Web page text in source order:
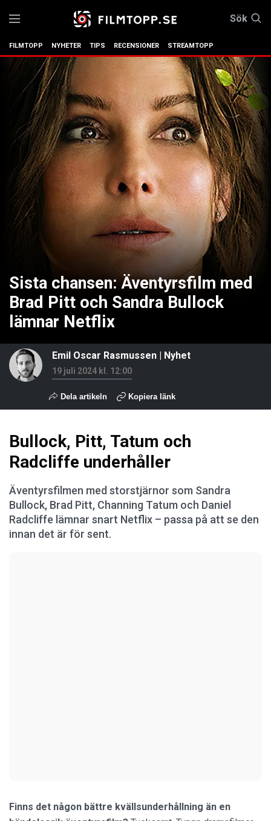
Sök
FILMTOPP NYHETER TIPS RECENSIONER STREAMTOPP
Sista chansen: Äventyrsfilm med
Brad Pitt och Sandra Bullock
lämnar Netflix
Emil Oscar Rasmussen | Nyhet
19 juli 2024 kl. 12:00
Dela artikeln Kopiera länk
Bullock, Pitt, Tatum och
Radcliffe underhåller
Äventyrsfilmen med storstjärnor som Sandra
Bullock, Brad Pitt, Channing Tatum och Daniel
Radcliffe lämnar snart Netflix – passa på att se den
innan det är för sent.
Finns det någon bättre kvällsunderhållning än en